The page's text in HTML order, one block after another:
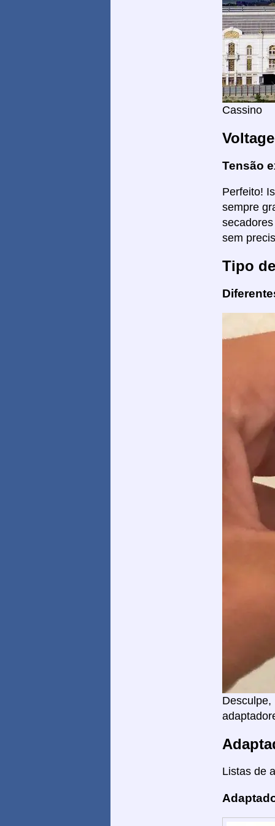
Cassino
Tensão
Perfeito!
sempre
sem
Tipo
Desculpe,
Listas de